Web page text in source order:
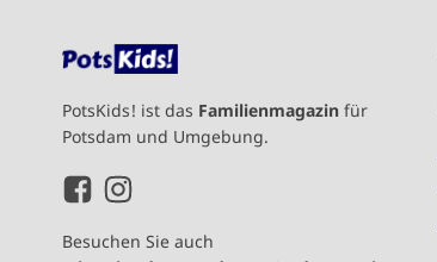
PotsKids! ist das Familienmagazin für
Potsdam und Umgebung.
Besuchen Sie auch